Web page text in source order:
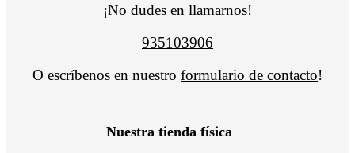
¡No dudes en llamarnos!
935103906
O escríbenos en nuestro formulario de contacto!
Nuestra tienda física